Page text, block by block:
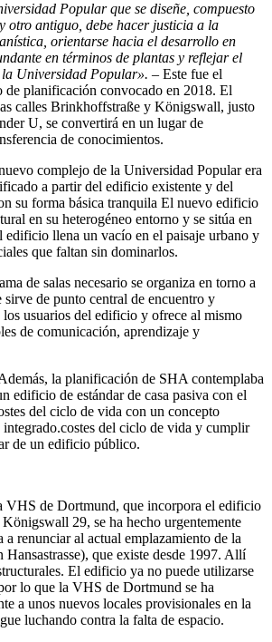
Popular que se diseñe, compuesto
otro antiguo, debe hacer justicia a la
orientarse hacia el desarrollo en
en términos de plantas y reflejar el
Universidad Popular». – Este fue el
de planificación convocado en 2018. El
calles Brinkhoffstraße y Königswall, justo
U, se convertirá en un lugar de
de conocimientos.
complejo de la Universidad Popular era
a partir del edificio existente y del
su forma básica tranquila El nuevo edificio
en su heterogéneo entorno y se sitúa en
edificio llena un vacío en el paisaje urbano y
que faltan sin dominarlos.
de salas necesario se organiza en torno a
de punto central de encuentro y
usuarios del edificio y ofrece al mismo
de comunicación, aprendizaje y
la planificación de SHA contemplaba
edificio de estándar de casa pasiva con el
del ciclo de vida con un concepto
costes del ciclo de vida y cumplir
de un edificio público.
VHS de Dortmund, que incorpora el edificio
29, se ha hecho urgentemente
a renunciar al actual emplazamiento de la
que existe desde 1997. Allí
El edificio ya no puede utilizarse
lo que la VHS de Dortmund se ha
a unos nuevos locales provisionales en la
luchando contra la falta de espacio.